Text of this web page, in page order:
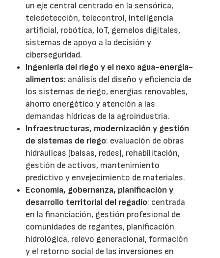
un eje central centrado en la sensórica,
teledetección, telecontrol, inteligencia
artificial, robótica, IoT, gemelos digitales,
sistemas de apoyo a la decisión y
ciberseguridad.
Ingeniería del riego y el nexo agua-energía-
alimentos: análisis del diseño y eficiencia de
los sistemas de riego, energías renovables,
ahorro energético y atención a las
demandas hídricas de la agroindustria.
Infraestructuras, modernización y gestión
de sistemas de riego: evaluación de obras
hidráulicas (balsas, redes), rehabilitación,
gestión de activos, mantenimiento
predictivo y envejecimiento de materiales.
Economía, gobernanza, planificación y
desarrollo territorial del regadío: centrada
en la financiación, gestión profesional de
comunidades de regantes, planificación
hidrológica, relevo generacional, formación
y el retorno social de las inversiones en